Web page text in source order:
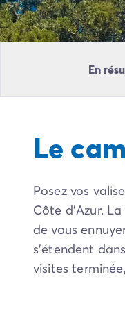
Camping Pyrénées
Camping Biarritz
Camping Bidart
Camping Bretagne
Camping Saint-Malo
Camping Morbihan
Camping Centre-
Camping Indre-et-
Camping Chenonceau
Camping
Camping Ardennes
Camping Corse
En
Le
Posez vos
Côte d’Azur.
de vous
s’étendent
visites